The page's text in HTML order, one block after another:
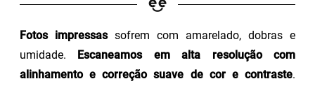
Fotos impressassofrem com amarelado, dobras e
umidade. Escaneamos em alta resolução com
alinhamento e correção suave de cor e contraste.